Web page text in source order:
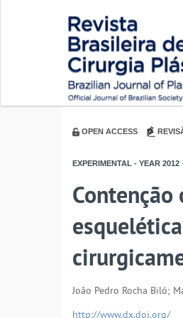
OPEN ACCESS
EXPERIMENTAL - YEAR 2012 -
João Pedro Rocha Biló;
http://www.dx.doi.org/